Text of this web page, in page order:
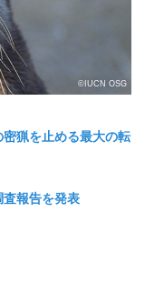
©IUCN OSG
猟を止める最大の転
報告を発表